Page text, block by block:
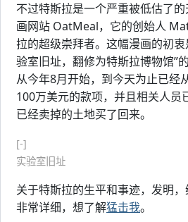
不过特斯拉是一个严重被低估了
画网站 OatMeal，它的创始人
拉的超级崇拜者。这幅漫画的初
验室旧址，翻修为特斯拉博物馆”
从今年8月开始，到今天为止已经
100万美元的款项，并且相关人员
已经卖掉的土地买了回来。
[-]
实验室旧址
关于特斯拉的生平和事迹，发明
非常详细，想了解猛击我。